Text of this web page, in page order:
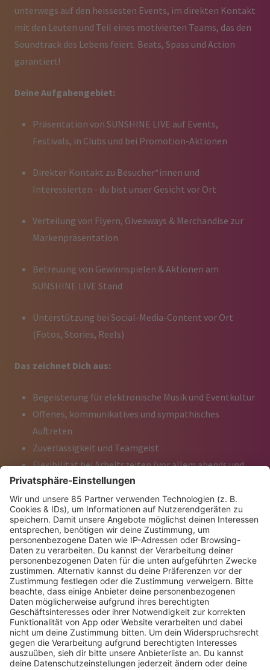
unterwegs auf den heissesten Events, im direkten Kontakt
mit den Leuten und Teil eines motivierten Teams, das den
Soundtrack des Lebens feiert. Beats, Spass und Action
garantiert!
Deine Aufgabengebiet:
Präsentation von SUNSHINE LIVE auf Events,
Festivals, in Clubs und bei Promotion-Aktionen
Direkter Kontakt zu Besucher*innen und
Interessierten - du bist unser Gesicht vor Ort
Verteilung von Flyern, Giveaways & Merchandise zur
Markenpräsentation
Betreuung von Gewinnspielen & Aktionen am
SUNSHINE LIVE Stand
Unterstützung bei Social-Media-Content vor Ort
(Fotos, Stories, Reels)
Das zeichnet Dich aus:
Begeisterung für elektronische Musik und Eventkultur
Offenes, kommunikatives und sympathisches
Auftreten
Zuverlässigkeit und Teamgeist
Flexibilität bei Arbeitszeiten (vor allem abends und
an Wochenenden)
Mindestens 18 Jahre alt
Was wir Dir bieten:
Abwechslungsreiche Einsätze auf den coolsten Events
der Schweiz
ein abwechslungsreiches Betätigungsfeld und ein
engagiertes Team
Möglichkeit, Dich kreativ einzubringen und langfristig
Teil der SUNSHINE LIVE Family zu werden
jede Menge Spass!